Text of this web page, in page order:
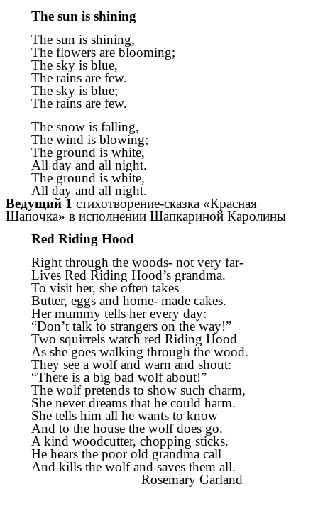
The sun is shining
The sun is shining,
The flowers are blooming;
The sky is blue,
The rains are few.
The sky is blue;
The rains are few.
The snow is falling,
The wind is blowing;
The ground is white,
All day and all night.
The ground is white,
All day and all night.
Ведущий 1 стихотворение-сказка «Красная
Шапочка» в исполнении Шапкариной Каролины
Red Riding Hood
Right through the woods- not very far-
Lives Red Riding Hood’s grandma.
To visit her, she often takes
Butter, eggs and home- made cakes.
Her mummy tells her every day:
“Don’t talk to strangers on the way!”
Two squirrels watch red Riding Hood
As she goes walking through the wood.
They see a wolf and warn and shout:
“There is a big bad wolf about!”
The wolf pretends to show such charm,
She never dreams that he could harm.
She tells him all he wants to know
And to the house the wolf does go.
A kind woodcutter, chopping sticks.
He hears the poor old grandma call
And kills the wolf and saves them all.
Rosemary Garland